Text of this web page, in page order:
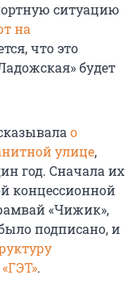
ситуацию
на
что это
будет
о
улице,
год. Сначала их
концессионной
«Чижик»,
подписано, и
.